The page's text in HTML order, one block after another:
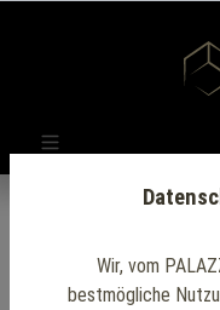
Wir, vom
bestmögliche